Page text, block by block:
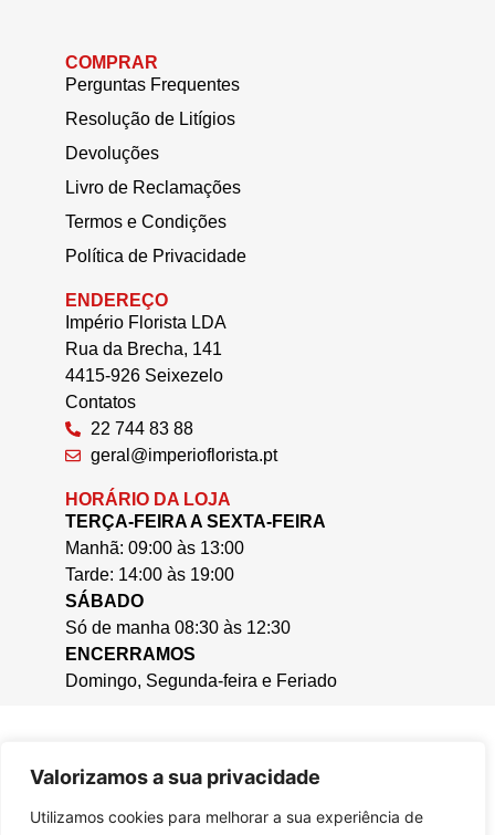
Valorizamos a sua privacidade
Utilizamos cookies para melhorar a sua experiência de
COMPRAR
Perguntas Frequentes
Resolução de Litígios
Devoluções
Livro de Reclamações
Termos e Condições
Política de Privacidade
ENDEREÇO
Império Florista LDA
Rua da Brecha, 141
4415-926 Seixezelo
Contatos
22 744 83 88
geral@imperioflorista.pt
HORÁRIO DA LOJA
TERÇA-FEIRA A SEXTA-FEIRA
Manhã: 09:00 às 13:00
Tarde: 14:00 às 19:00
SÁBADO
Só de manha 08:30 às 12:30
ENCERRAMOS
Domingo, Segunda-feira e Feriado